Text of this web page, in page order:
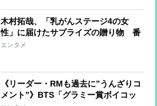
木村拓哉、「乳がんステージ4の女
性」に届けたサプライズの贈り物 番
組企画で対面したファンが、夢と希望
エンタメ
《リーダー・RMも過去に”うんざりコ
メント”》BTS「グラミー賞ボイコッ